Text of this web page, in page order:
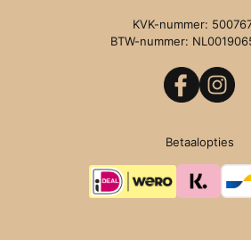
KVK-nummer:
BTW-nummer:
Betaalopties